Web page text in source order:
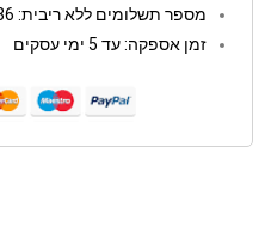
מספר תשלומים ללא ריבית: 36
זמן אספקה: עד 5 ימי עסקים